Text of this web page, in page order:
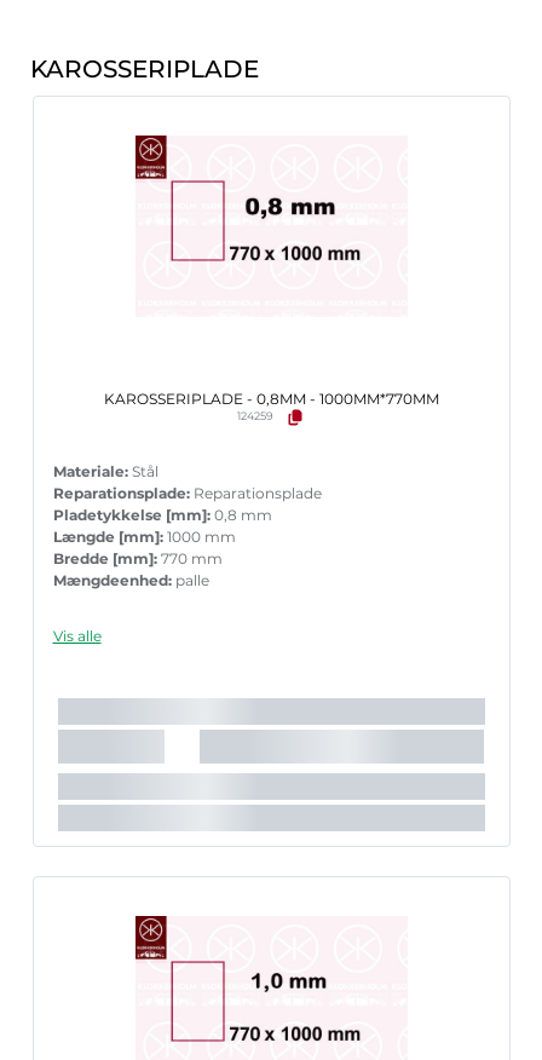
KAROSSERIPLADE
KAROSSERIPLADE - 0,8MM - 1000MM*770MM
124259
Materiale:Stål
Reparationsplade:Reparationsplade
Pladetykkelse [mm]:0,8 mm
Længde [mm]:1000 mm
Bredde [mm]:770 mm
Mængdeenhed:palle
Vis alle